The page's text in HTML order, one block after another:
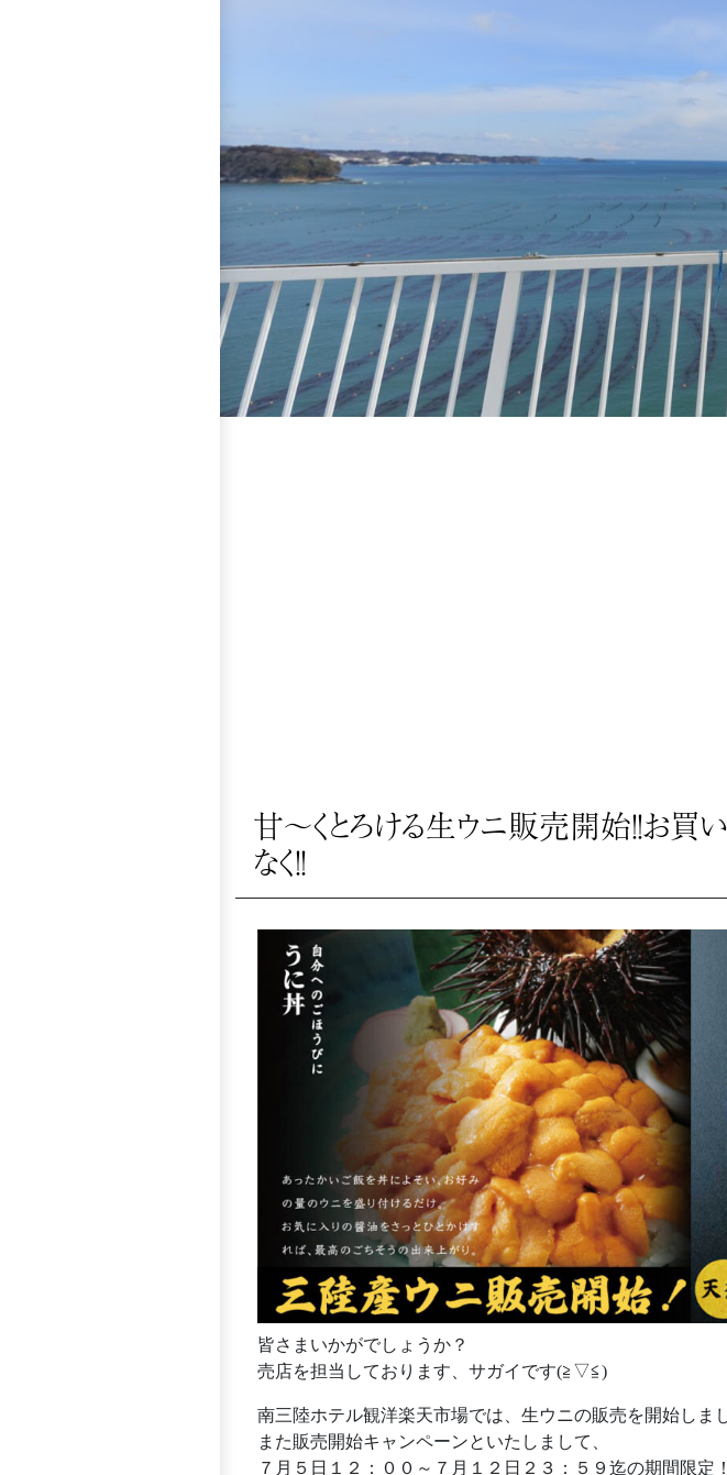
甘～くとろける生ウニ販売開始！！お
なく！！
皆さまいかがでしょうか？
売店を担当しております、サガイです(≧▽≦)
南三陸ホテル観洋楽天市場では、生ウニの販売を開始しま
また販売開始キャンペーンといたしまして、
７月５日１２：００～７月１２日２３：５９迄の期間限定！